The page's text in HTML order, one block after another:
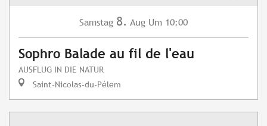
Samstag 8. Aug Um 10:00
Sophro Balade au fil de l'eau
AUSFLUG IN DIE NATUR
Saint-Nicolas-du-Pélem